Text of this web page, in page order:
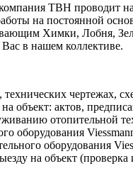
ТВН проводит
на постоянной
Химки, Лобня,
в нашем коллективе.
технических чертежах,
объект: актов,
отопительной
оборудования
оборудования
на объект